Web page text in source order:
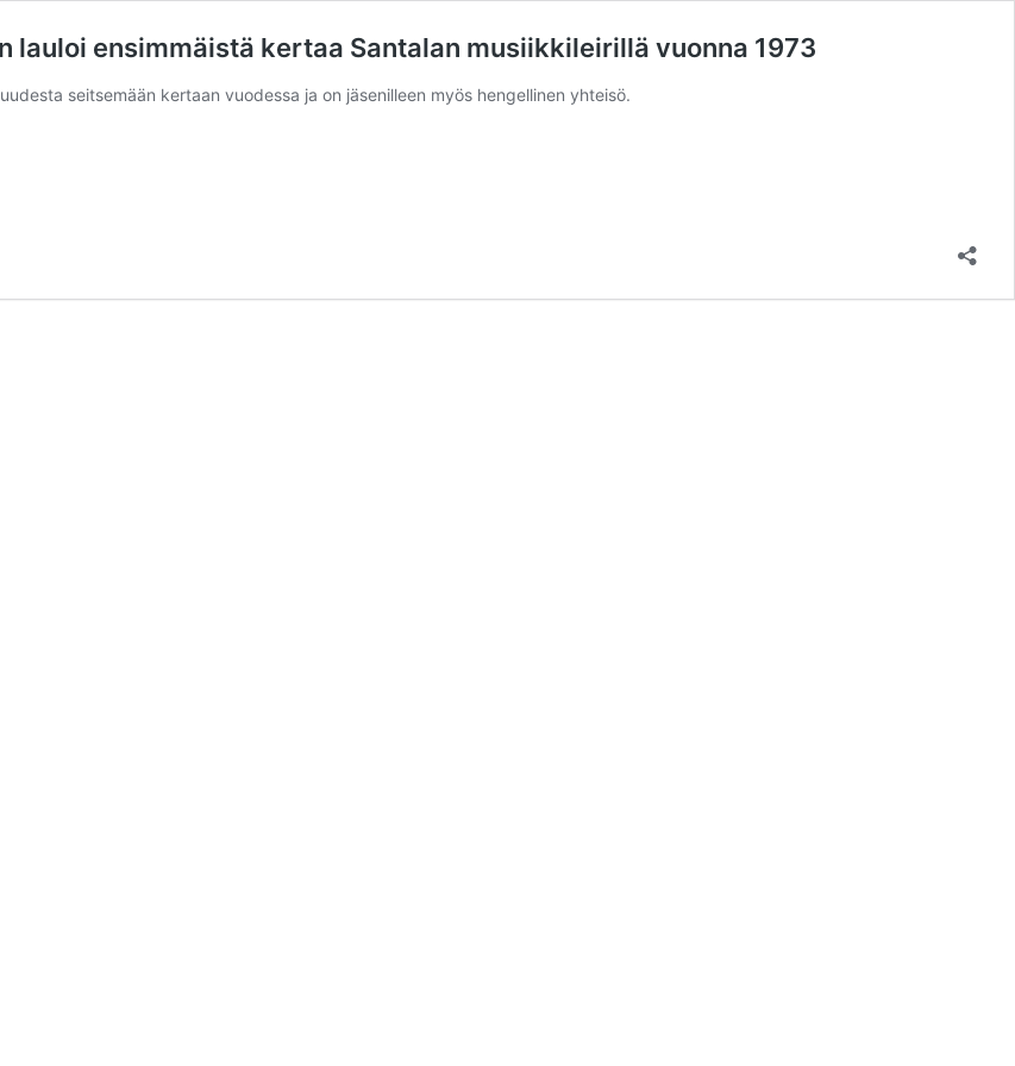
ensimmäistä kertaa Santalan musiikkileirillä vuonna 1973
seitsemään kertaan vuodessa ja on jäsenilleen myös hengellinen yhteisö.